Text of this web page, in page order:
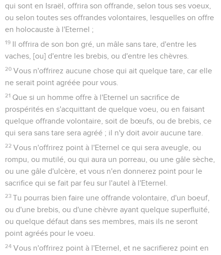
qui sont en Israël, offrira son offrande, selon tous ses voeux,
ou selon toutes ses offrandes volontaires, lesquelles on offre
en holocauste à l'Eternel ;
19 Il offrira de son bon gré, un mâle sans tare, d'entre les
vaches, [ou] d'entre les brebis, ou d'entre les chèvres.
20 Vous n'offrirez aucune chose qui ait quelque tare, car elle
ne serait point agréée pour vous.
21 Que si un homme offre à l'Eternel un sacrifice de
prospérités en s'acquittant de quelque voeu, ou en faisant
quelque offrande volontaire, soit de bœufs, ou de brebis, ce
qui sera sans tare sera agréé ; il n'y doit avoir aucune tare.
22 Vous n'offrirez point à l'Eternel ce qui sera aveugle, ou
rompu, ou mutilé, ou qui aura un porreau, ou une gâle sèche,
ou une gâle d'ulcère, et vous n'en donnerez point pour le
sacrifice qui se fait par feu sur l'autel à l'Eternel.
23 Tu pourras bien faire une offrande volontaire, d'un boeuf,
ou d'une brebis, ou d'une chèvre ayant quelque superfluité,
ou quelque défaut dans ses membres, mais ils ne seront
point agréés pour le voeu.
24 Vous n'offrirez point à l'Eternel, et ne sacrifierez point en